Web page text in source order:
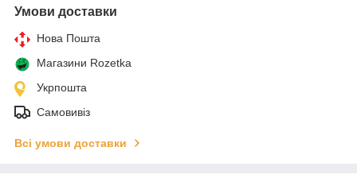
Умови доставки
Нова Пошта
Магазини Rozetka
Укрпошта
Самовивіз
Всі умови доставки